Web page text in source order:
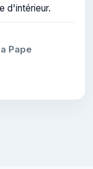
d'intérieur.
Pape